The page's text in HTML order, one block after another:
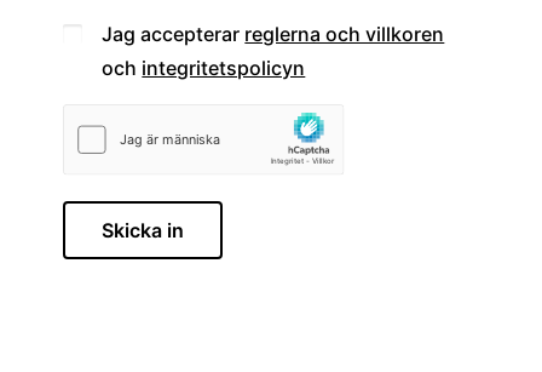
Jag accepterar reglerna och villkoren
och integritetspolicyn
Skicka in